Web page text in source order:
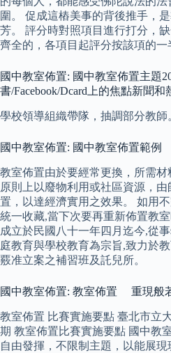
圍。 促成這樁美事的背後推手，
芳。 評分時對照項目進行打分，
齊全的，各項目起評分按該項的一
國中教室佈置: 國中教室佈置主題
書/Facebook/Dcard上的焦點新聞
學校領導組織帶隊，抽調部分教師
國中教室佈置: 國中教室佈置範例
教室佈置由於要經常更換，所需材
原則上以廢物利用或社區資源，
置，以達經濟實用之效果。 如用
統一收藏,當下次要再重新佈置教
成立於民國八十一年四月迄今,從
庭教育與學校教育為宗旨,致力於
覈准立案之補習班及託兒所。
國中教室佈置: 教室佈置 重現般
教室佈置 比賽實施要點 臺北市立
期 教室佈置比賽實施要點 國中教
自由發揮，不限制主題，以能展